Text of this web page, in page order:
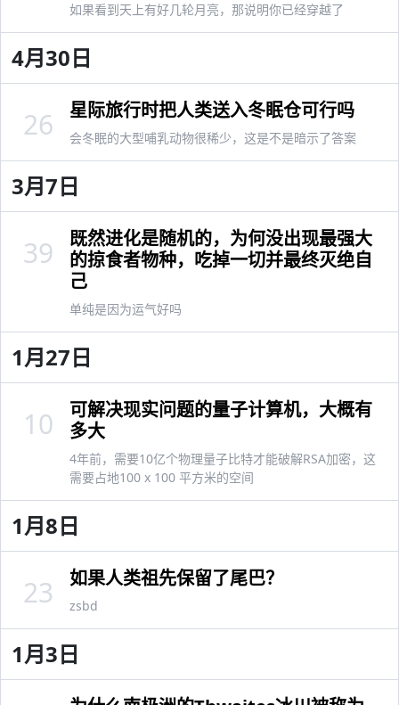
如果看到天上有好几轮月亮，那说明你已经穿越了
4月30日
星际旅行时把人类送入冬眠仓可行吗
会冬眠的大型哺乳动物很稀少，这是不是暗示了答案
26
3月7日
既然进化是随机的，为何没出现最强大
的掠食者物种，吃掉一切并最终灭绝自
己
单纯是因为运气好吗
39
1月27日
可解决现实问题的量子计算机，大概有
多大
4年前，需要10亿个物理量子比特才能破解RSA加密，这
需要占地100 x 100 平方米的空间
10
1月8日
如果人类祖先保留了尾巴？
zsbd
23
1月3日